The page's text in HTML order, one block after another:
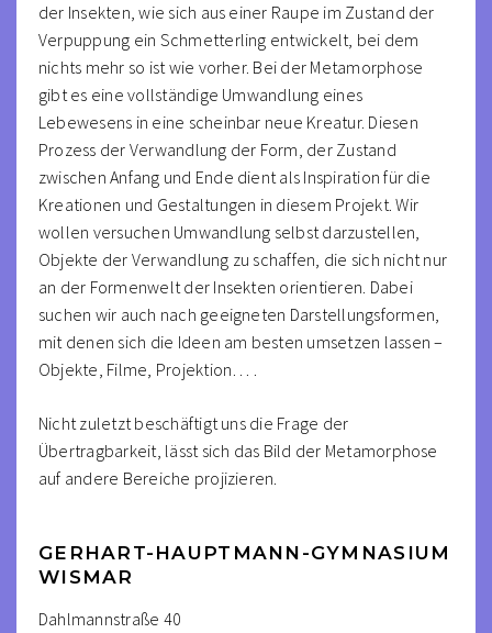
der Insekten, wie sich aus einer Raupe im Zustand der
Verpuppung ein Schmetterling entwickelt, bei dem
nichts mehr so ist wie vorher. Bei der Metamorphose
gibt es eine vollständige Umwandlung eines
Lebewesens in eine scheinbar neue Kreatur. Diesen
Prozess der Verwandlung der Form, der Zustand
zwischen Anfang und Ende dient als Inspiration für die
Kreationen und Gestaltungen in diesem Projekt. Wir
wollen versuchen Umwandlung selbst darzustellen,
Objekte der Verwandlung zu schaffen, die sich nicht nur
an der Formenwelt der Insekten orientieren. Dabei
suchen wir auch nach geeigneten Darstellungsformen,
mit denen sich die Ideen am besten umsetzen lassen –
Objekte, Filme, Projektion… .
Nicht zuletzt beschäftigt uns die Frage der
Übertragbarkeit, lässt sich das Bild der Metamorphose
auf andere Bereiche projizieren.
GERHART-HAUPTMANN-GYMNASIUM
WISMAR
Dahlmannstraße 40